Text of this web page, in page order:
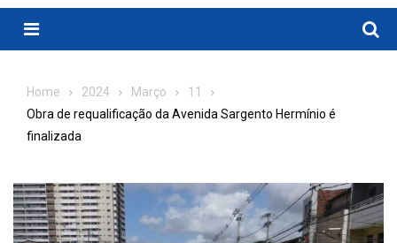
Menu
Home 2024 Março
11
Obra de requalificação da Avenida Sargento Hermínio é
finalizada